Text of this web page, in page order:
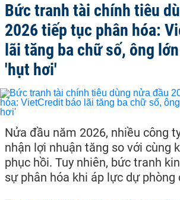
Bức tranh tài chính tiêu
2026 tiếp tục phân hóa:
lãi tăng ba chữ số, ông
'hụt hơi'
Nửa đầu năm 2026, nhiều công
nhận lợi nhuận tăng so với cùng
phục hồi. Tuy nhiên, bức tranh
sự phân hóa khi áp lực dự phòng